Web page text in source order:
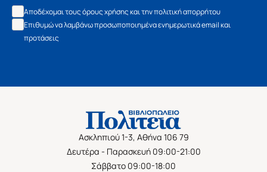
Αποδέχομαι τους όρους χρήσης και την πολιτική απορρήτου
Επιθυμώ να λαμβάνω προσωποποιημένα ενημερωτικά email και
προτάσεις
Ασκληπιού 1-3, Αθήνα 106 79
Δευτέρα - Παρασκευή 09:00-21:00
Σάββατο 09:00-18:00